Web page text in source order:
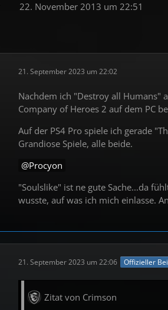
22. November 2013 um 22:51
21. September 2023 um 22:02
Nachdem ich "Destroy all Humans"
Company of Heroes 2 auf dem PC
Auf der PS4 Pro spiele ich gerade
Grandiose Spiele, alle beide.
Procyon
"Soulslike" ist ne gute Sache...da
wusste, auf was ich mich einlasse.
21. September 2023 um 22:06 Offizieller
Zitat von Crimson